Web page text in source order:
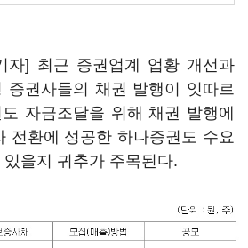
자] 최근 증권업계 업황 개선과
증권사들의 채권 발행이 잇따르
자금조달을 위해 채권 발행에
전환에 성공한 하나증권도 수요
을지 귀추가 주목된다.